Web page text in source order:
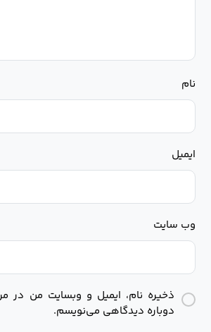
نام
ایمیل
وب‌ سایت
ذخیره نام، ایمیل و وبسایت من در
دوباره دیدگاهی می‌نویسم.